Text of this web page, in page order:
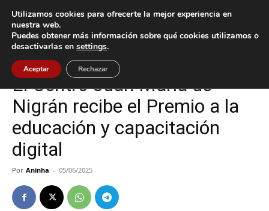
Inicio Cultura / Ocio
Cultura / Ocio Nigrán
El Centro Juan María de
Nigrán recibe el Premio a la
educación y capacitación
digital
Por Aninha - 05/06/2025
Utilizamos cookies para ofrecerte la mejor experiencia en
nuestra web.
Puedes obtener más información sobre qué cookies utilizamos o
desactivarlas en settings.
Aceptar Rechazar